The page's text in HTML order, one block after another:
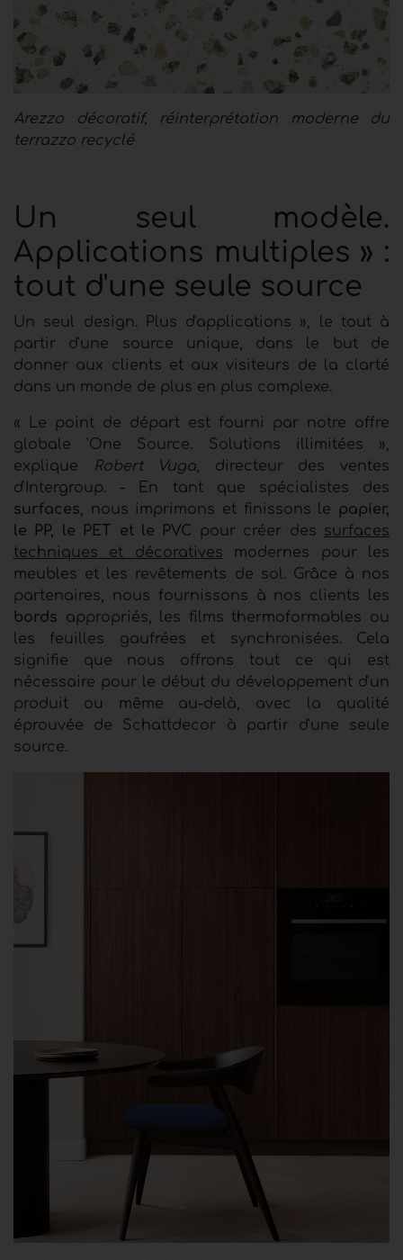
Arezzo décoratif, réinterprétation moderne du
terrazzo recyclé
Un seul modèle.
Applications multiples » :
tout d'une seule source
Un seul design. Plus d'applications », le tout à
partir d'une source unique, dans le but de
donner aux clients et aux visiteurs de la clarté
dans un monde de plus en plus complexe.
« Le point de départ est fourni par notre offre
globale 'One Source. Solutions illimitées »,
explique
Robert Vuga, directeur des ventes
d'Intergroup. - En tant que spécialistes des
surfaces, nous imprimons et finissons le papier,
le PP, le PET et le PVC pour créer des surfaces
techniques et décoratives modernes pour les
meubles et les revêtements de sol. Grâce à nos
partenaires, nous fournissons à nos clients les
bords appropriés, les films thermoformables ou
les feuilles gaufrées et synchronisées. Cela
signifie que nous offrons tout ce qui est
nécessaire pour le début du développement d'un
produit ou même au-delà, avec la qualité
éprouvée de Schattdecor à partir d'une seule
source.